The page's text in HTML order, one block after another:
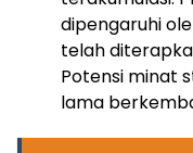
dipengaruhi
telah
Potensi minat
lama